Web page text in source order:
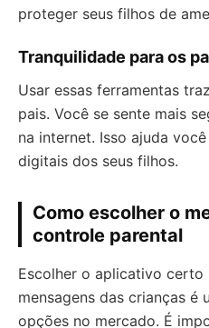
proteger seus filhos de
Tranquilidade para os
Usar essas ferramentas
pais. Você se sente mais
na internet. Isso ajuda
digitais dos seus filhos.
Como escolher o
controle parental
Escolher o aplicativo certo
mensagens das crianças é
opções no mercado. É